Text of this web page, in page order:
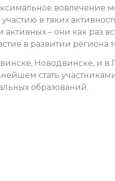
вовлечение
в таких
– они как раз
в развитии региона
Новодвинске, и
стать
образований.